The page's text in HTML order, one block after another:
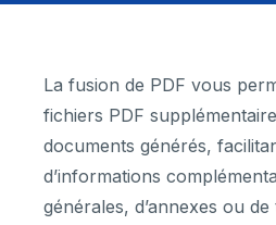
La fusion de PDF vous
fichiers PDF
documents générés,
d’informations
générales, d’annexes ou